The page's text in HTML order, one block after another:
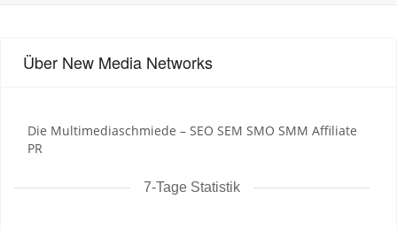
Über New Media Networks
Die Multimediaschmiede – SEO SEM SMO SMM Affiliate
PR
7-Tage Statistik